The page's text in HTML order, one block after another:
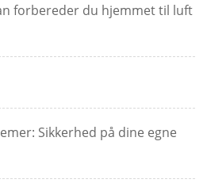
forbereder du hjemmet til luft
Sikkerhed på dine egne